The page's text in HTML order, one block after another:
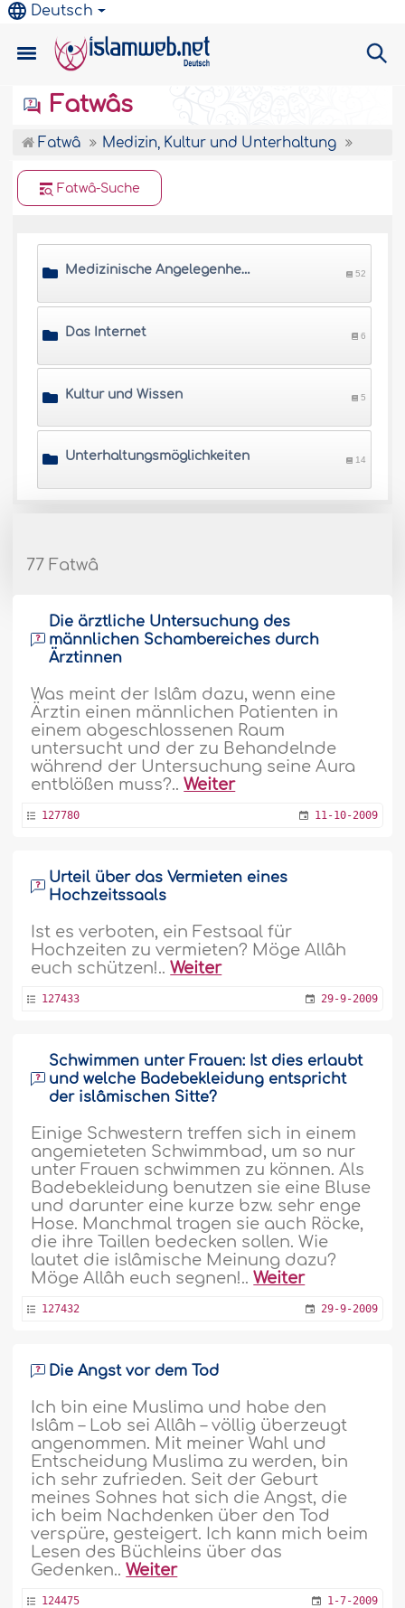
Deutsch
Fatwâs
Fatwâ Medizin, Kultur und Unterhaltung
Fatwâ-Suche
Medizinische Angelegenheiten 52
Das Internet 6
Kultur und Wissen 5
Unterhaltungsmöglichkeiten 14
77 Fatwâ
Die ärztliche Untersuchung des
männlichen Schambereiches durch
Ärztinnen
Was meint der Islâm dazu, wenn eine
Ärztin einen männlichen Patienten in
einem abgeschlossenen Raum
untersucht und der zu Behandelnde
während der Untersuchung seine Aura
entblößen muss?..Weiter
127780 11-10-2009
Urteil über das Vermieten eines
Hochzeitssaals
Ist es verboten, ein Festsaal für
Hochzeiten zu vermieten? Möge Allâh
euch schützen!..Weiter
127433 29-9-2009
Schwimmen unter Frauen: Ist dies erlaubt
und welche Badebekleidung entspricht
der islâmischen Sitte?
Einige Schwestern treffen sich in einem
angemieteten Schwimmbad, um so nur
unter Frauen schwimmen zu können. Als
Badebekleidung benutzen sie eine Bluse
und darunter eine kurze bzw. sehr enge
Hose. Manchmal tragen sie auch Röcke,
die ihre Taillen bedecken sollen. Wie
lautet die islâmische Meinung dazu?
Möge Allâh euch segnen!..Weiter
127432 29-9-2009
Die Angst vor dem Tod
Ich bin eine Muslima und habe den
Islâm – Lob sei Allâh – völlig überzeugt
angenommen. Mit meiner Wahl und
Entscheidung Muslima zu werden, bin
ich sehr zufrieden. Seit der Geburt
meines Sohnes hat sich die Angst, die
ich beim Nachdenken über den Tod
verspüre, gesteigert. Ich kann mich beim
Lesen des Büchleins über das
Gedenken..Weiter
124475 1-7-2009